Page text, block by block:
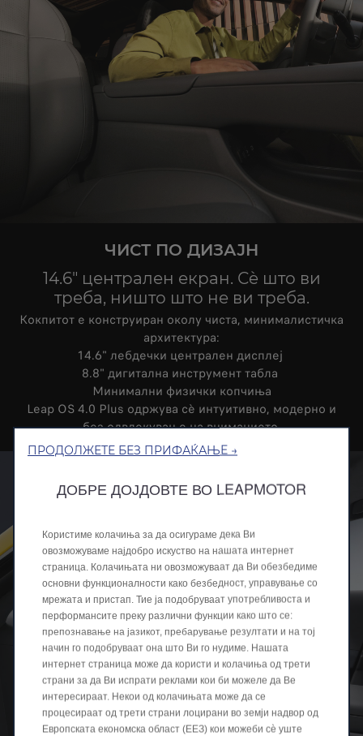
ЧИСТ ПО ДИЗАЈН
14.6" централен екран. Сè што ви
треба, ништо што не ви треба.
Кокпитот е конструиран околу чиста, минималистичка
архитектура:
14.6" лебдечки централен дисплеј
8.8" дигитална инструмент табла
Минимални физички копчиња
Leap OS 4.0 Plus одржува сè интуитивно, модерно и
без одвлекување на вниманието.
ПРОДОЛЖЕТЕ БЕЗ ПРИФАЌАЊЕ →
ДОБРЕ ДОЈДОВТЕ ВО LEAPMOTOR
Користиме колачиња за да осигураме дека Ви
овозможуваме најдобро искуство на нашата интернет
страница. Колачињата ни овозможуваат да Ви обезбедиме
основни функционалности како безбедност, управување со
мрежата и пристап. Тие ја подобруваат употребливоста и
перформансите преку различни функции како што се:
препознавање на јазикот, пребарување резултати и на тој
начин го подобруваат она што Ви го нудиме. Нашата
интернет страница може да користи и колачиња од трети
страни за да Ви испрати реклами кои би можеле да Ве
интересираат. Некои од колачињата може да се
процесираат од трети страни лоцирани во земји надвор од
Европската економска област (ЕЕЗ) кои можеби сѐ уште